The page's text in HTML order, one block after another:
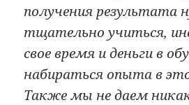
получения результата
тщательно учиться,
свое время и деньги в
набираться опыта в
Также мы не даем